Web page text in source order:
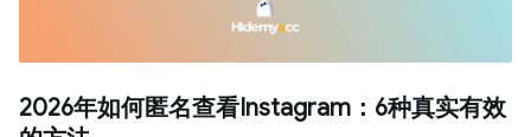
2026年如何匿名查看Instagram：6种真实有效